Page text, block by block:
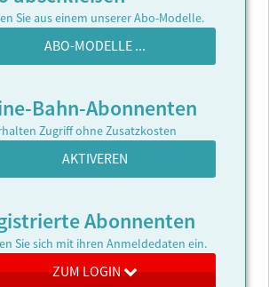
Sie aus einem unserer Abo-Modelle.
ABO-MODELLE ...
Bahn-Abonnenten
Zugriff ohne Zusatzkosten
AKTIVEREN
Abonnenten
Sie sich mit ihren Anmeldedaten ein.
ZUM LOGIN